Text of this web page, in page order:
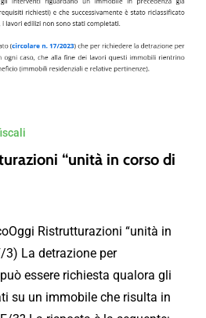
“unità in corso di
Ristrutturazioni “unità in
3) La detrazione per
essere richiesta qualora gli
su un immobile che risulta in